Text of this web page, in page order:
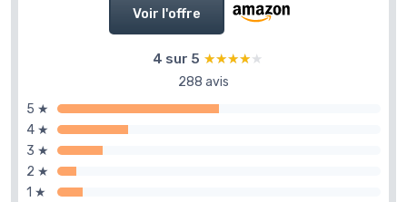
Voir l'offre
4 sur 5 ★★★★★
★★★★★
288 avis
5 ★
4 ★
3 ★
2 ★
1 ★